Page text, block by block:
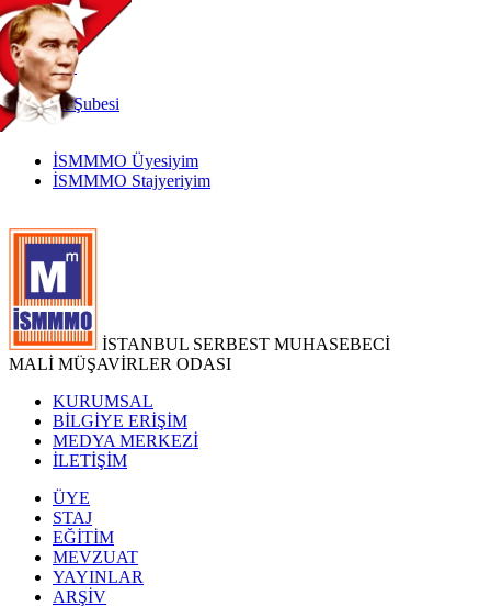
TR
|
EN
İnternetŞubesi
İSMMMO Üyesiyim
İSMMMO Stajyeriyim
İSTANBUL SERBEST MUHASEBECİ
MALİ MÜŞAVİRLER ODASI
KURUMSAL
BİLGİYE ERİŞİM
MEDYA MERKEZİ
İLETİŞİM
ÜYE
STAJ
EĞİTİM
MEVZUAT
YAYINLAR
ARŞİV